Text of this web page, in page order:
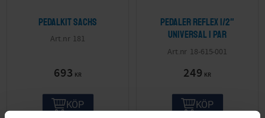
Pedalkit Sachs
181
693 KR
KÖP
Pedaler Reflex 1/2"
Universal 1 par
18-615-001
249 KR
KÖP